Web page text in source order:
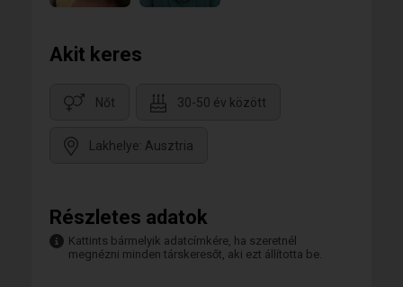
Akit keres
Nőt 30-50 év között
Lakhelye: Ausztria
Részletes adatok
Kattints bármelyik adatcímkére, ha szeretnél
megnézni minden társkeresőt, aki ezt állította be.